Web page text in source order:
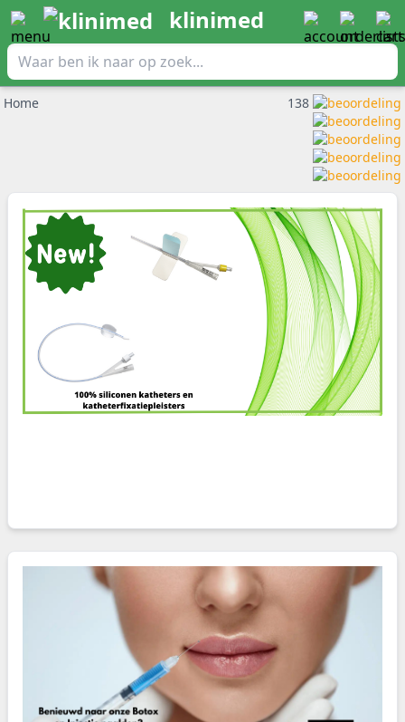
klinimed
Home 138